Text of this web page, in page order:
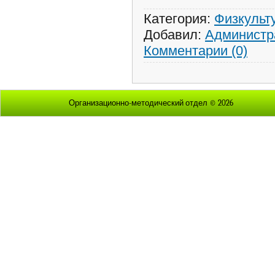
Категория:
Добавил:
Комментарии (0)
Организационно-методический отдел © 2026